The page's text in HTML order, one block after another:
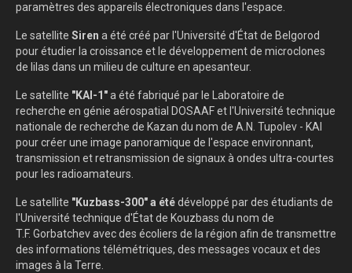
paramètres des appareils électroniques dans l'espace.
Le satellite Siren a été créé par l'Université d'État de Belgorod
pour étudier la croissance et le développement de microclones
de lilas dans un milieu de culture en apesanteur.
Le satellite "KAI-1"a été fabriqué par le Laboratoire de
recherche en génie aérospatial DOSAAF et l'Université technique
nationale de recherche de Kazan du nom de A.N. Tupolev - KAI
pour créer une image panoramique de l'espace environnant,
transmission et retransmission de signaux à ondes ultra-courtes
pour les radioamateurs.
Le satellite "Kuzbass-300" a étédéveloppé par des étudiants de
l'Université technique d'État de Kouzbass du nom de
T.F. Gorbatchev avec des écoliers de la région afin de transmettre
des informations télémétriques, des messages vocaux et des
images à la Terre.